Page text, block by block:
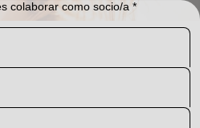
colaborar como socio/a *